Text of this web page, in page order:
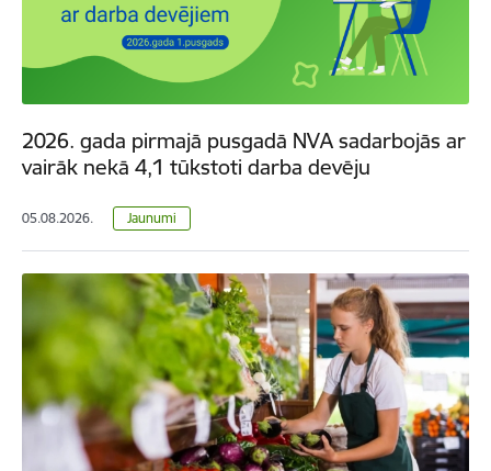
2026. gada pirmajā pusgadā NVA sadarbojās ar
vairāk nekā 4,1 tūkstoti darba devēju
05.08.2026. Jaunumi